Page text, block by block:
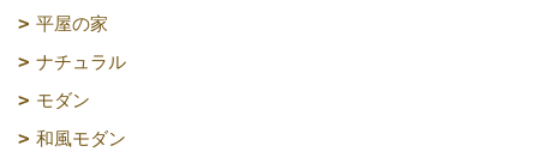
平屋の家
ナチュラル
モダン
和風モダン